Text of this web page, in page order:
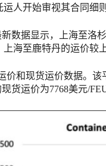
人开始审视其合同细则
据显示，上海至洛
海至鹿特丹的运价较
和现货运价数据。该
货运价为7768美元/